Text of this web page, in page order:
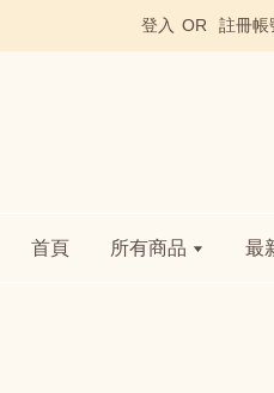
登入 OR 註冊帳
首頁 所有商品 最